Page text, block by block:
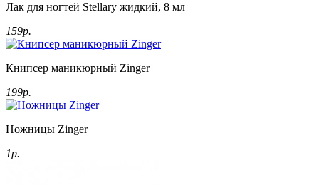
Лак для ногтей Stellary жидкий, 8 мл
159р.
Книпсер маникюрный Zinger
199р.
Ножницы Zinger
1р.